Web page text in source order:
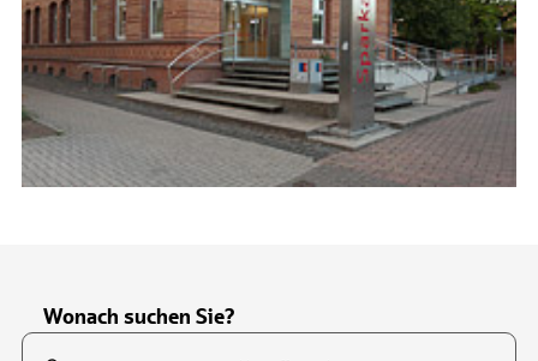
Wonach suchen Sie?
Suchfeld